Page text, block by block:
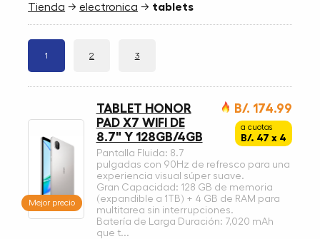
Tienda →electronica → tablets
1 2 3
Mejor precio
B/. 174.99
a cuotas
B/. 47 x 4
TABLET HONOR
PAD X7 WIFI DE
8.7" Y 128GB/4GB
Pantalla Fluida: 8.7
pulgadas con 90Hz de refresco para una
experiencia visual súper suave.
Gran Capacidad: 128 GB de memoria
(expandible a 1TB) + 4 GB de RAM para
multitarea sin interrupciones.
Batería de Larga Duración: 7,020 mAh
que t...